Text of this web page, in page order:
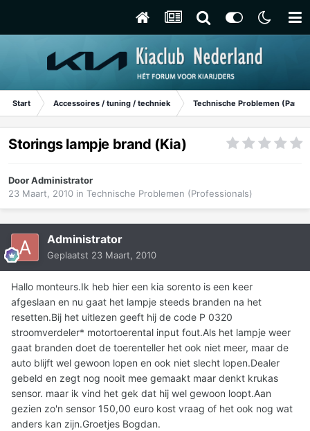
Start Accessoires / tuning / techniek Technische Problemen
Storings lampje brand (Kia)
DoorAdministrator
23 Maart, 2010 in Technische Problemen (Professionals)
Administrator
Geplaatst 23 Maart, 2010
Hallo monteurs.Ik heb hier een kia sorento is een keer
afgeslaan en nu gaat het lampje steeds branden na het
resetten.Bij het uitlezen geeft hij de code P 0320
stroomverdeler* motortoerental input fout.Als het lampje weer
gaat branden doet de toerenteller het ook niet meer, maar de
auto blijft wel gewoon lopen en ook niet slecht lopen.Dealer
gebeld en zegt nog nooit mee gemaakt maar denkt krukas
sensor. maar ik vind het gek dat hij wel gewoon loopt.Aan
gezien zo'n sensor 150,00 euro kost vraag of het ook nog wat
anders kan zijn.Groetjes Bogdan.